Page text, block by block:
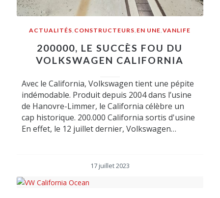
ACTUALITÉS, CONSTRUCTEURS, EN UNE,VANLIFE
200000, LE SUCCÈS FOU DU
VOLKSWAGEN CALIFORNIA
Avec le California, Volkswagen tient une pépite
indémodable. Produit depuis 2004 dans l’usine
de Hanovre-Limmer, le California célèbre un
cap historique. 200.000 California sortis d'usine
En effet, le 12 juillet dernier, Volkswagen…
17 juillet 2023